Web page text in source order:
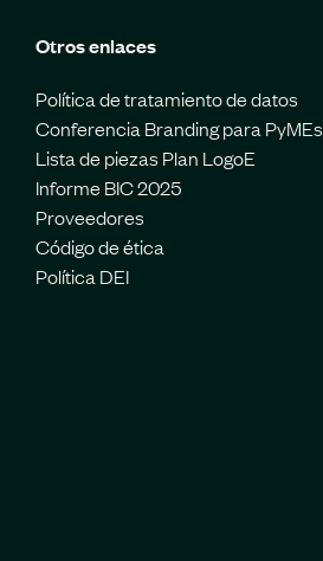
Otros enlaces
Política de tratamiento de datos
Conferencia Branding para PyMEs
Lista de piezas Plan LogoE
Informe BIC 2025
Proveedores
Código de ética
Política DEI